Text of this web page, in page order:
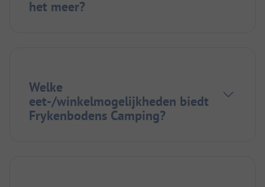
het meer?
Welke
eet-/winkelmogelijkheden biedt
Frykenbodens Camping?